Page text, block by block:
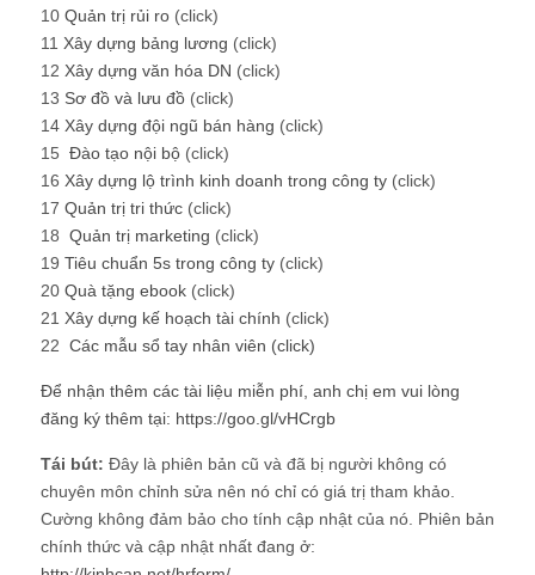
10 Quản trị rủi ro (click)
11 Xây dựng bảng lương (click)
12 Xây dựng văn hóa DN (click)
13 Sơ đồ và lưu đồ (click)
14 Xây dựng đội ngũ bán hàng (click)
15 Đào tạo nội bộ (click)
16 Xây dựng lộ trình kinh doanh trong công ty (click)
17 Quản trị tri thức (click)
18 Quản trị marketing (click)
19 Tiêu chuẩn 5s trong công ty (click)
20 Quà tặng ebook (click)
21 Xây dựng kế hoạch tài chính (click)
22 Các mẫu sổ tay nhân viên (click)
Để nhận thêm các tài liệu miễn phí, anh chị em vui lòng
đăng ký thêm tại: https://goo.gl/vHCrgb
Tái bút: Đây là phiên bản cũ và đã bị người không có
chuyên môn chỉnh sửa nên nó chỉ có giá trị tham khảo.
Cường không đảm bảo cho tính cập nhật của nó. Phiên bản
chính thức và cập nhật nhất đang ở: